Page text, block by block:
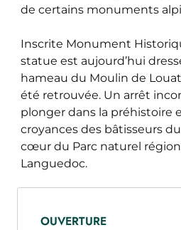
de certains monuments
Inscrite Monument
statue est aujourd’hui
hameau du Moulin de
été retrouvée. Un arrêt
plonger dans la préhistoire
croyances des bâtisseurs
cœur du Parc naturel
Languedoc.
OUVERTURE